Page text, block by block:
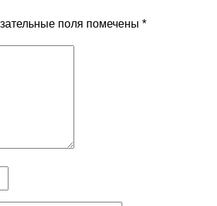
поля помечены *